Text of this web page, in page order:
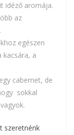
idéző aromája.
az
egészen
kacsára, a
cabernet, de
sokkal
szeretnénk